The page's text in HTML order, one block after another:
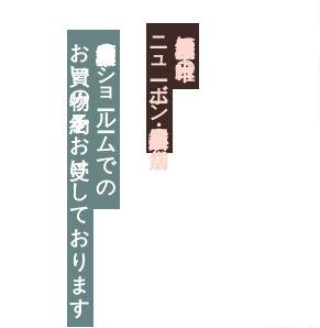
神奈川県相模原市に日本唯一の
​ニューボーン撮影用小道具店・３店舗
神奈川県相模原市のショールームでの
お買い物の予約をお受けしております